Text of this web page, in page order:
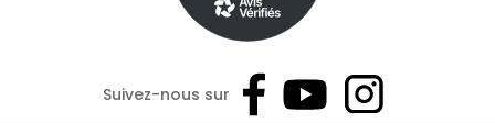
Suivez-nous sur